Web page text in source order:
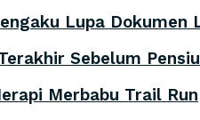
Lupa Dokumen
Sebelum
Merbabu Trail Run